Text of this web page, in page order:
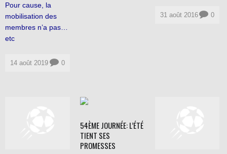
Pour cause, la
mobilisation des
membres n’a pas…
etc
14 août 2019 0
31 août 2016 0
54ÈME JOURNÉE: L’ÉTÉ
TIENT SES
PROMESSES